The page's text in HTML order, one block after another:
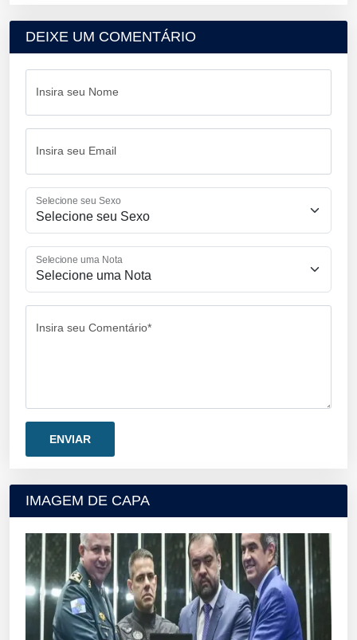
DEIXE UM COMENTÁRIO
Insira seu Nome
Insira seu Email
Selecione seu Sexo
Selecione uma Nota
Insira seu Comentário*
IMAGEM DE CAPA